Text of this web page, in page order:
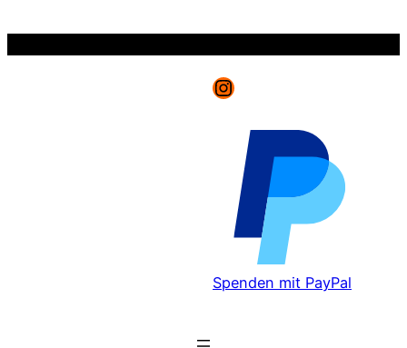
Instagram
Spenden mit PayPal